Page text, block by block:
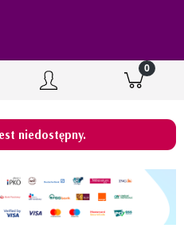
niedostępny.